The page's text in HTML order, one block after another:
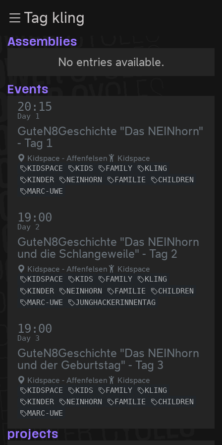
Zum InhaltTag kling
Assemblies
No entries available.
Events
20:15
Day 1
GuteN8Geschichte "Das NEINhorn"
- Tag 1
Kidspace - Affenfelsen Kidspace
KIDSPACE KIDS FAMILY
KLING
KINDER
NEINHORN FAMILIE
CHILDREN
MARC-UWE
19:00
Day 2
GuteN8Geschichte "Das NEINhorn
und die Schlangeweile" - Tag 2
Kidspace - Affenfelsen Kidspace
KIDSPACE KIDS FAMILY
KLING
KINDER
NEINHORN FAMILIE
CHILDREN
MARC-UWE
JUNGHACKERINNENTAG
19:00
Day 3
GuteN8Geschichte "Das NEINhorn
und der Geburtstag" - Tag 3
Kidspace - Affenfelsen Kidspace
KIDSPACE KIDS FAMILY
KLING
KINDER
NEINHORN FAMILIE
CHILDREN
MARC-UWE
projects